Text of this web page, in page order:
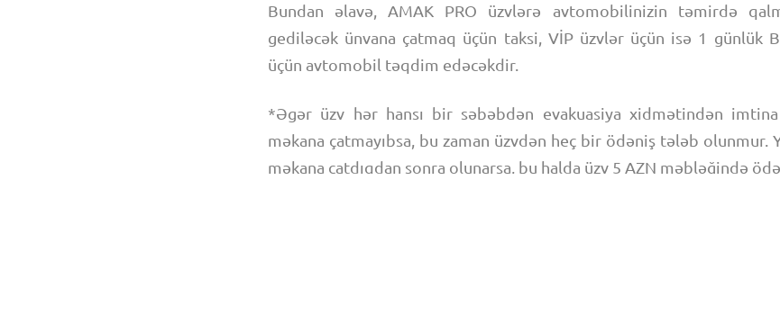
Bundan əlavə, AMAK PRO üzvlərə avtomobilinizin təmirdə
gediləcək ünvana çatmaq üçün taksi, VİP üzvlər üçün isə 1 günlük
üçün avtomobil təqdim edəcəkdir.
*Əgər üzv hər hansı bir səbəbdən evakuasiya xidmətindən
məkana çatmayıbsa, bu zaman üzvdən heç bir ödəniş tələb olunmur.
məkana çatdıqdan sonra olunarsa, bu halda üzv 5 AZN məbləğində